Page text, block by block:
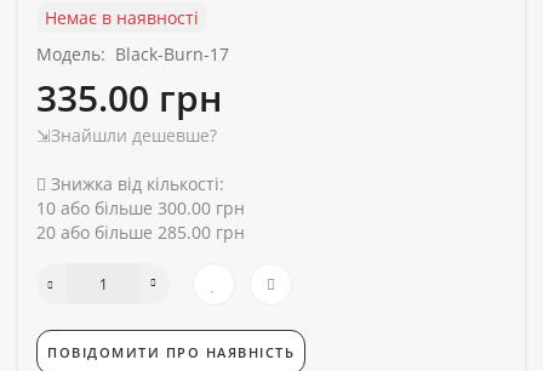
Немає в наявності
Модель: Black-Burn-17
335.00 грн
⇲Знайшли дешевше?
Знижка від кількості:
10 або більше 300.00 грн
20 або більше 285.00 грн
ПОВІДОМИТИ ПРО НАЯВНІСТЬ